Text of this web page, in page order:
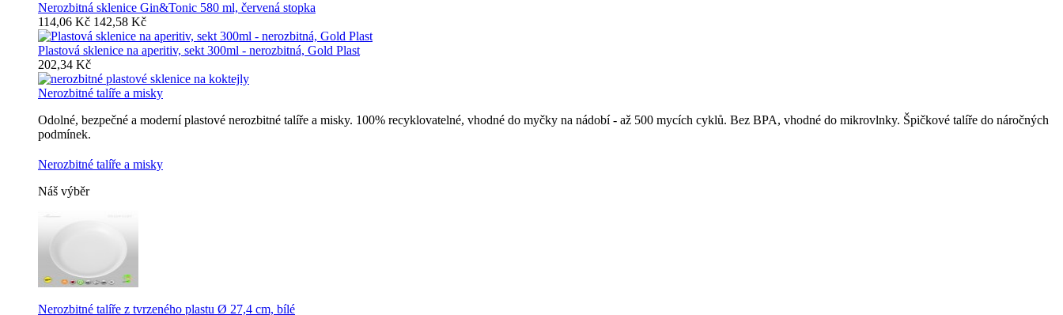
Nerozbitná sklenice Gin&Tonic 580 ml, červená stopka
114,06 Kč 142,58 Kč
Plastová sklenice na aperitiv, sekt 300ml - nerozbitná, Gold Plast
202,34 Kč
Nerozbitné talíře a misky
Odolné, bezpečné a moderní plastové nerozbitné talíře a misky. 100% recyklovatelné, vhodné do myčky na nádobí - až 500 mycích cyklů. Bez BPA, vhodné do mikrovlnky. Špičkové talíře do náročných
podmínek.
Nerozbitné talíře a misky
Náš výběr
Nerozbitné talíře z tvrzeného plastu Ø 27,4 cm, bílé